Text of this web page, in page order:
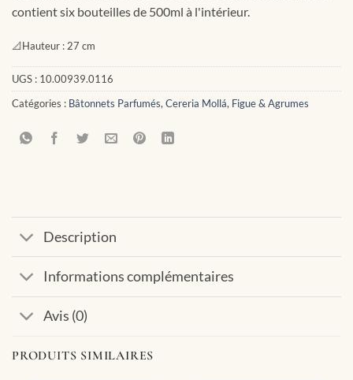
contient six bouteilles de 500ml à l'intérieur.
📐Hauteur : 27 cm
UGS : 10.00939.0116
Catégories : Bâtonnets Parfumés,Cereria Mollá, Figue & Agrumes
Description
Informations complémentaires
Avis (0)
PRODUITS SIMILAIRES